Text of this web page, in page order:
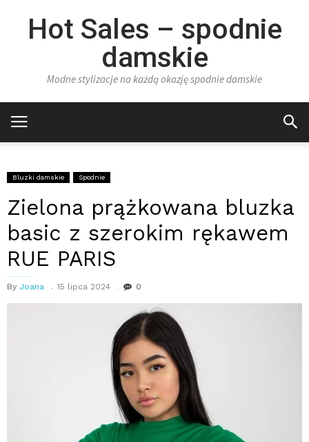
Hot Sales – spodnie
damskie
Modne stylizacje na każdą okazję spodnie damskie
Bluzki damskie Spodnie
Zielona prążkowana bluzka
basic z szerokim rękawem
RUE PARIS
By Joana 15 lipca 2024 0